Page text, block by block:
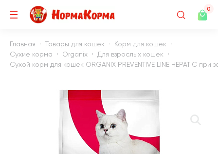
0
Главная Товары для кошек
Корм для кошек
Сухие корма
Organix
Для взрослых кошек
Сухой корм для кошек ORGANIX PREVENTIVE LINE HEPATIC при